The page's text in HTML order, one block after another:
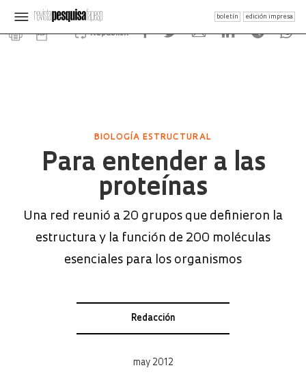
boletín edición impresa
Republish
BIOLOGÍA ESTRUCTURAL
Para entender a las
proteínas
Una red reunió a 20 grupos que definieron la
estructura y la función de 200 moléculas
esenciales para los organismos
Redacción
may 2012